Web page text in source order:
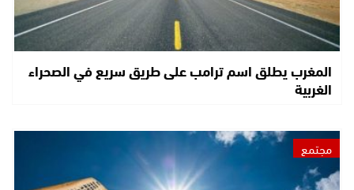
المغرب يطلق اسم ترامب على طريق سريع في الصحراء
الغربية
مجتمع